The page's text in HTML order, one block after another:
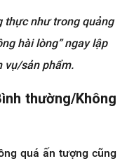
thực như trong quảng
hài lòng” ngay lập
vụ/sản phẩm.
thường/Không
quá ấn tượng cũng